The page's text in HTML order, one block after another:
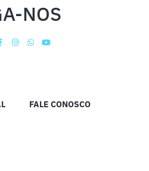
NOS
FALE CONOSCO